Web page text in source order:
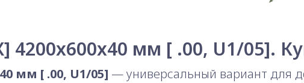
4200x600x40 мм [ .00, U1/05].
мм [ .00, U1/05] — универсальный вариант для